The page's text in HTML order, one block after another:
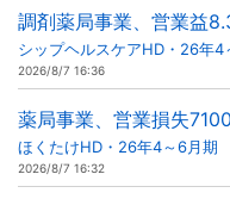
調剤薬局事業、営業益
シップヘルスケアHD・26年4
2026/8/7 16:36
薬局事業、営業損失
ほくたけHD・26年4～6月期
2026/8/7 16:32